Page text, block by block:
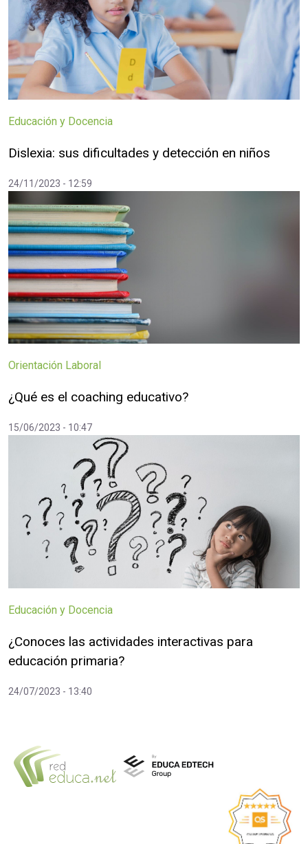
Educación y Docencia
Dislexia: sus dificultades y detección en niños
24/11/2023 - 12:59
Orientación Laboral
¿Qué es el coaching educativo?
15/06/2023 - 10:47
Educación y Docencia
¿Conoces las actividades interactivas para
educación primaria?
24/07/2023 - 13:40